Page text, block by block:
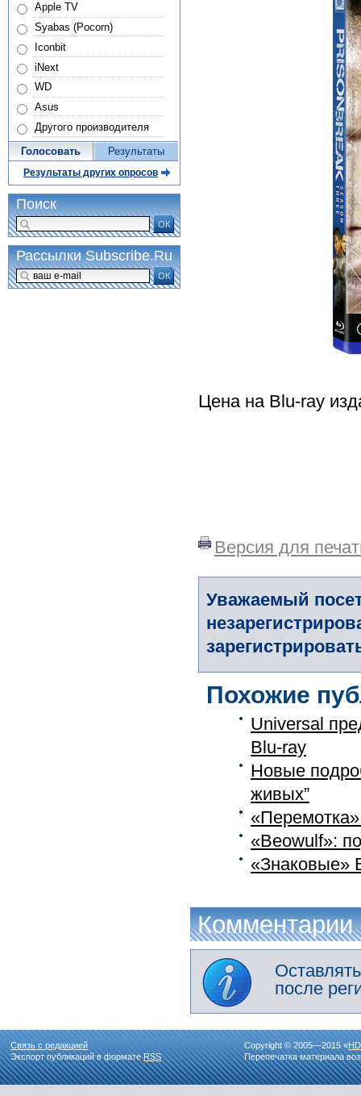
Цена на Blu-ray
Версия для
Уважаемый
Похожие
Universal
Blu-ray
Новые
живых”
«Beowulf»:
«Знаковые»
Комментарии
после
Apple TV
Syabas (Pocorn)
Iconbit
iNext
WD
Asus
Другого производителя
Голосовать Результаты
Результаты других опросов
Поиск
ОК
Рассылки Subscribe.Ru
ОК
Связь с редакцией
Экспорт публикаций в форматеRSS
Copyright © 2005—2015 «
Перепечатка материала